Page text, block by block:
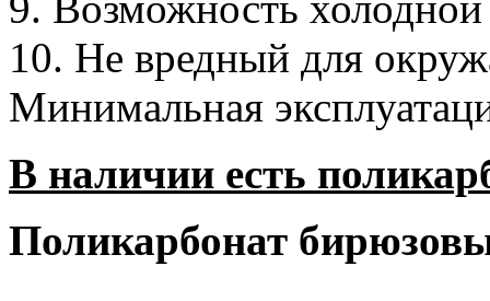
10. Не вредный для
Минимальная
В наличии есть
Поликарбонат